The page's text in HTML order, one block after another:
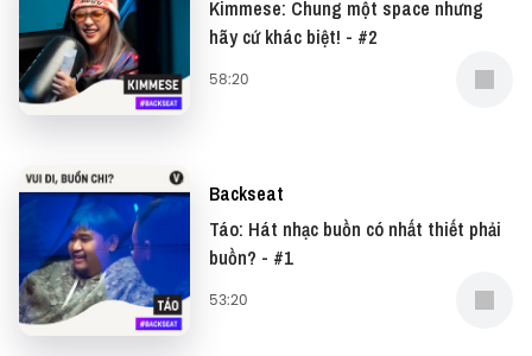
THÔNG TIN TẬP
Host:Uy Lê
Podcast show:Backseat
Kimmese: Chung một space nhưng
hãy cứ khác biệt! - #2
58:20
Backseat
Táo: Hát nhạc buồn có nhất thiết phải
buồn? - #1
53:20